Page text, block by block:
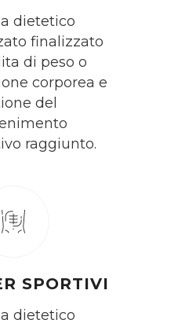
dietetico
finalizzato
di peso o
corporea e
del
raggiunto.
SPORTIVI
dietetico